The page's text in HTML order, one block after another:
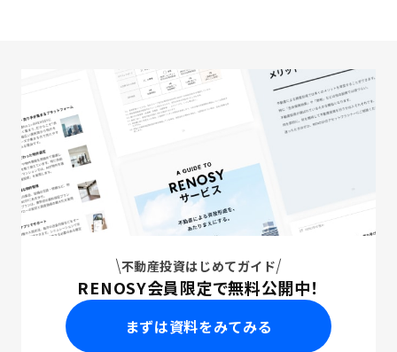
不動産投資はじめてガイド
RENOSY会員限定で無料公開中！
まずは資料をみてみる